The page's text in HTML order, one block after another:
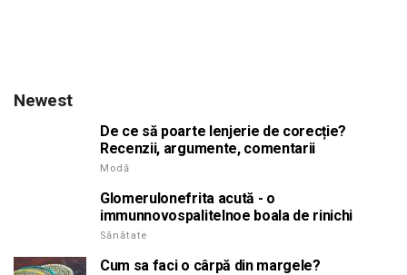
Newest
De ce să poarte lenjerie de corecție?
Recenzii, argumente, comentarii
Modă
Glomerulonefrita acută - o
immunnovospalitelnoe boala de rinichi
Sănătate
Cum sa faci o cârpă din margele?